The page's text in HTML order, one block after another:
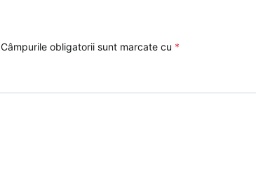
Câmpurile obligatorii sunt marcate cu *